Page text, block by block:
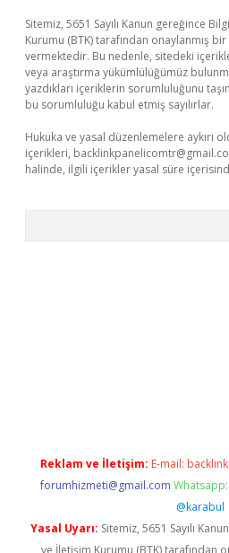
Sitemiz, 5651 Sayılı Kanun gereğince
Kurumu (BTK) tarafından onaylanmış
vermektedir. Bu nedenle, sitedeki
veya araştırma yükümlülüğümüz
yazdıkları içeriklerin sorumluluğunu
bu sorumluluğu kabul etmiş sayılırlar.
Hukuka ve yasal düzenlemelere aykırı
içerikleri,
halinde, ilgili içerikler yasal süre
Reklam ve İletişim: E-mail:
forumhizmeti@gmail.com
@karabul
Yasal Uyarı: Sitemiz, 5651 Sayılı
ve İletişim Kurumu (BTK) tarafından